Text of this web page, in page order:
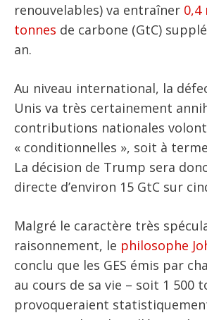
renouvelables) va entraîner 0,4
tonnes de carbone (GtC)
an.
Au niveau international, la
Unis va très certainement
contributions nationales
« conditionnelles », soit à terme
La décision de Trump sera
directe d’environ 15 GtC sur
Malgré le caractère très
raisonnement, le philosophe
conclu que les GES émis par
au cours de sa vie – soit 1 500
provoqueraient